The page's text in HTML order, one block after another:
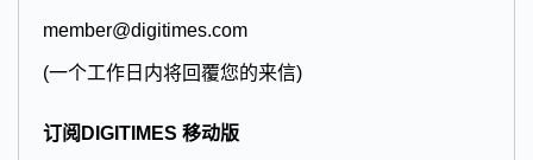
member@digitimes.com
(一个工作日内将回覆您的来信)
订阅DIGITIMES 移动版